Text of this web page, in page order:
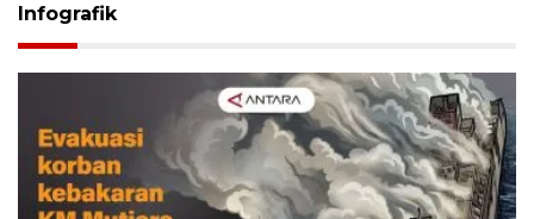
Infografik